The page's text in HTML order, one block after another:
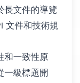
長文件的導覽
文件和技術規
和一致性原
一級標題開